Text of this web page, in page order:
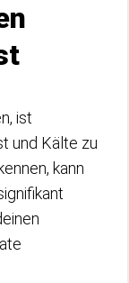
ist
und Kälte zu
kann